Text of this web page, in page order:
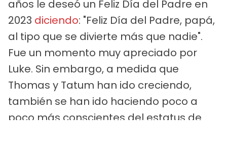
años le deseó un Feliz Día del Padre en
2023 diciendo: "Feliz Día del Padre, papá,
al tipo que se divierte más que nadie".
Fue un momento muy apreciado por
Luke. Sin embargo, a medida que
Thomas y Tatum han ido creciendo,
también se han ido haciendo poco a
poco más conscientes del estatus de